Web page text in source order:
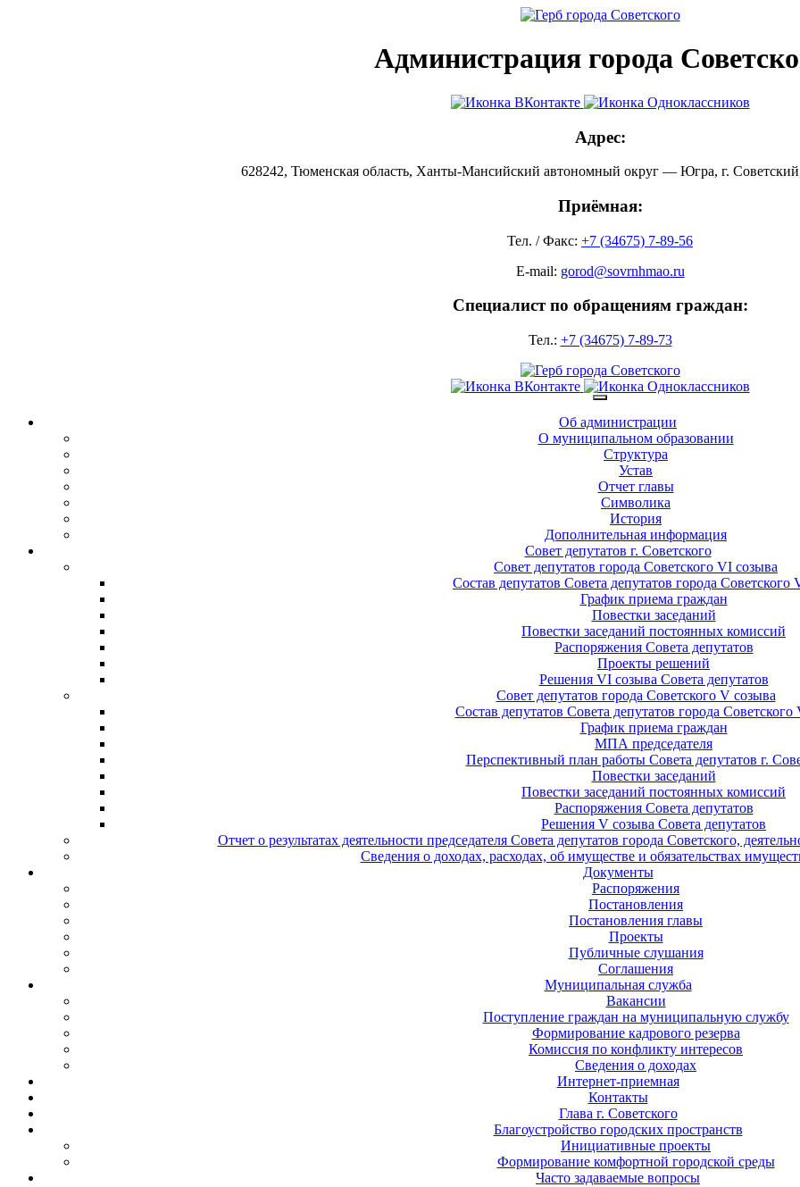
Администрация города
Адрес:
628242, Тюменская область, Ханты-Мансийский автономный округ — Югра, г.
Приёмная:
Тел. / Факс: +7 (34675) 7-89-56
E-mail: gorod@sovrnhmao.ru
Специалист по обращениям граждан:
Тел.: +7 (34675) 7-89-73
Об администрации
О муниципальном образовании
Структура
Устав
Отчет главы
Символика
История
Дополнительная информация
Совет депутатов г. Советского
Совет депутатов города Советского VI созыва
Состав депутатов Совета депутатов города Советского
График приема граждан
Повестки заседаний
Повестки заседаний постоянных комиссий
Распоряжения Совета депутатов
Проекты решений
Решения VI созыва Совета депутатов
Совет депутатов города Советского V созыва
Состав депутатов Совета депутатов города Советского
График приема граждан
МПА председателя
Перспективный план работы Совета депутатов г.
Повестки заседаний
Повестки заседаний постоянных комиссий
Распоряжения Совета депутатов
Решения V созыва Совета депутатов
Отчет о результатах деятельности председателя Совета депутатов города Советского,
Сведения о доходах, расходах, об имуществе и обязательствах
Документы
Распоряжения
Постановления
Постановления главы
Проекты
Публичные слушания
Соглашения
Муниципальная служба
Вакансии
Поступление граждан на муниципальную службу
Формирование кадрового резерва
Комиссия по конфликту интересов
Сведения о доходах
Интернет-приемная
Контакты
Глава г. Советского
Благоустройство городских пространств
Инициативные проекты
Формирование комфортной городской среды
Часто задаваемые вопросы